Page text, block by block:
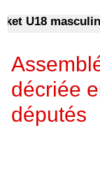
U18 masculin :
décriée
députés